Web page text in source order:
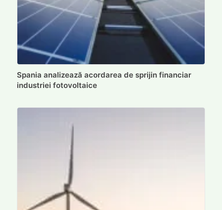
Spania analizează acordarea de sprijin financiar
industriei fotovoltaice